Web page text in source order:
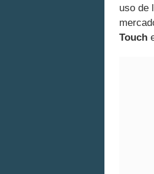
uso de
Touch